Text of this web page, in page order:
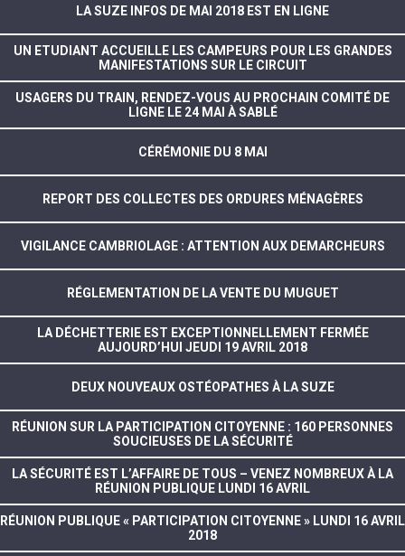
LA SUZE INFOS DE MAI 2018 EST EN LIGNE
UN ETUDIANT ACCUEILLE LES CAMPEURS POUR LES GRANDES
MANIFESTATIONS SUR LE CIRCUIT
USAGERS DU TRAIN, RENDEZ-VOUS AU PROCHAIN COMITÉ DE
LIGNE LE 24 MAI À SABLÉ
CÉRÉMONIE DU 8 MAI
REPORT DES COLLECTES DES ORDURES MÉNAGÈRES
VIGILANCE CAMBRIOLAGE : ATTENTION AUX DEMARCHEURS
RÉGLEMENTATION DE LA VENTE DU MUGUET
LA DÉCHETTERIE EST EXCEPTIONNELLEMENT FERMÉE
AUJOURD’HUI JEUDI 19 AVRIL 2018
DEUX NOUVEAUX OSTÉOPATHES À LA SUZE
RÉUNION SUR LA PARTICIPATION CITOYENNE : 160 PERSONNES
SOUCIEUSES DE LA SÉCURITÉ
LA SÉCURITÉ EST L’AFFAIRE DE TOUS – VENEZ NOMBREUX À LA
RÉUNION PUBLIQUE LUNDI 16 AVRIL
RÉUNION PUBLIQUE « PARTICIPATION CITOYENNE » LUNDI 16 AVRIL
2018